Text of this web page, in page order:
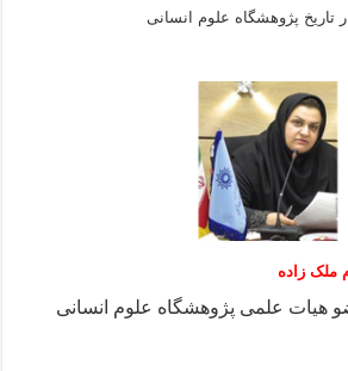
تاريخ پژوهشگاه علوم انسانی
زاده
هیات علمی پژوهشگاه علوم انسانی